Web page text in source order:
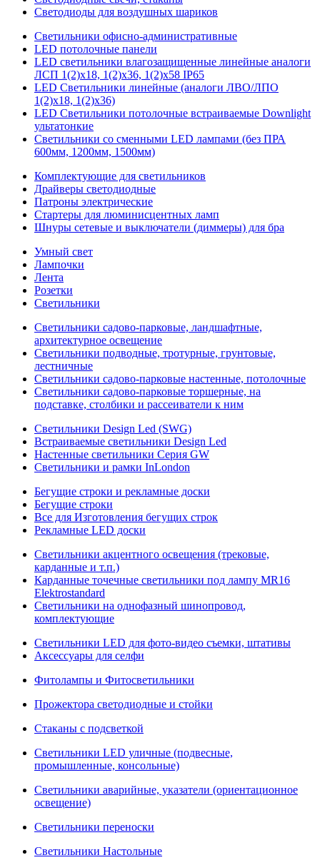
Светодиоды для воздушных шариков
Светильники офисно-административные
LED потолочные панели
LED светильники влагозащищенные линейные аналоги
ЛСП 1(2)х18, 1(2)х36, 1(2)х58 IP65
LED Светильники линейные (аналоги ЛВО/ЛПО
1(2)х18, 1(2)х36)
LED Светильники потолочные встраиваемые Downlight
ультатонкие
Светильники со сменными LED лампами (без ПРА
600мм, 1200мм, 1500мм)
Комплектующие для светильников
Драйверы светодиодные
Патроны электрические
Стартеры для люминисцентных ламп
Шнуры сетевые и выключатели (диммеры) для бра
Умный свет
Лампочки
Лента
Розетки
Светильники
Светильники садово-парковые, ландшафтные,
архитектурное освещение
Светильники подводные, тротурные, грунтовые,
лестничные
Светильники садово-парковые настенные, потолочные
Светильники садово-парковые торшерные, на
подставке, столбики и рассеиватели к ним
Светильники Design Led (SWG)
Встраиваемые светильники Design Led
Настенные светильники Серия GW
Светильники и рамки InLondon
Бегущие строки и рекламные доски
Бегущие строки
Все для Изготовления бегущих строк
Рекламные LED доски
Светильники акцентного освещения (трековые,
карданные и т.п.)
Карданные точечные светильники под лампу MR16
Elektrostandard
Светильники на однофазный шинопровод,
комплектующие
Светильники LED для фото-видео съемки, штативы
Аксессуары для селфи
Фитолампы и Фитосветильники
Прожектора светодиодные и стойки
Стаканы с подсветкой
Светильники LED уличные (подвесные,
промышленные, консольные)
Светильники аварийные, указатели (ориентационное
освещение)
Светильники переноски
Светильники Настольные